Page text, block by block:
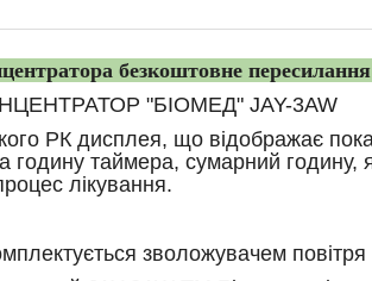
безкоштовне
"БІОМЕД" JAY-3AW
РК дисплея, що відображає
годину таймера, сумарний годину,
лікування.
зволожувачем